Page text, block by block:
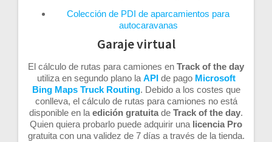
Colección de PDI de aparcamientos para
autocaravanas
Garaje virtual
El cálculo de rutas para camiones en Track of the day
utiliza en segundo plano laAPI de pago Microsoft
Bing Maps Truck Routing. Debido a los costes que
conlleva, el cálculo de rutas para camiones no está
disponible en laedición gratuitade Track of the day.
Quien quiera probarlo puede adquirir una licencia Pro
gratuita con una validez de 7 días a través de la tienda.